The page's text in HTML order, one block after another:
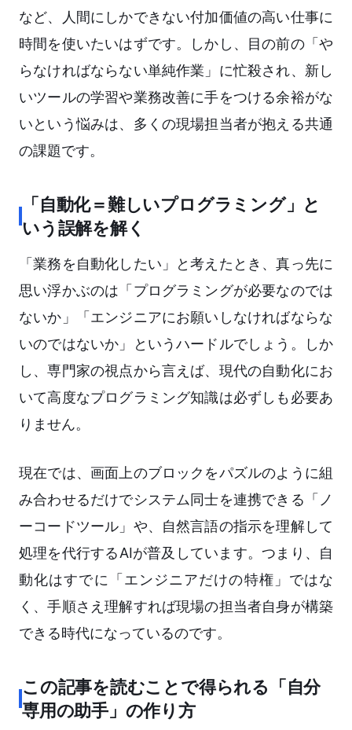
など、人間にしかできない付加価値の高い仕事に
時間を使いたいはずです。しかし、目の前の「や
らなければならない単純作業」に忙殺され、新し
いツールの学習や業務改善に手をつける余裕がな
いという悩みは、多くの現場担当者が抱える共通
の課題です。
「自動化＝難しいプログラミング」と
いう誤解を解く
「業務を自動化したい」と考えたとき、真っ先に
思い浮かぶのは「プログラミングが必要なのでは
ないか」「エンジニアにお願いしなければならな
いのではないか」というハードルでしょう。しか
し、専門家の視点から言えば、現代の自動化にお
いて高度なプログラミング知識は必ずしも必要あ
りません。
現在では、画面上のブロックをパズルのように組
み合わせるだけでシステム同士を連携できる「ノ
ーコードツール」や、自然言語の指示を理解して
処理を代行するAIが普及しています。つまり、自
動化はすでに「エンジニアだけの特権」ではな
く、手順さえ理解すれば現場の担当者自身が構築
できる時代になっているのです。
この記事を読むことで得られる「自分
専用の助手」の作り方